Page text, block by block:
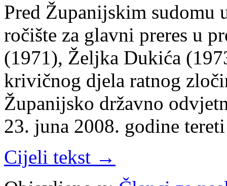
Pred Županijskim sudomu
ročište za glavni preres u
(1971), Željka Dukića
krivičnog djela ratnog
Županijsko državno
23. juna 2008. godine
Cijeli tekst →